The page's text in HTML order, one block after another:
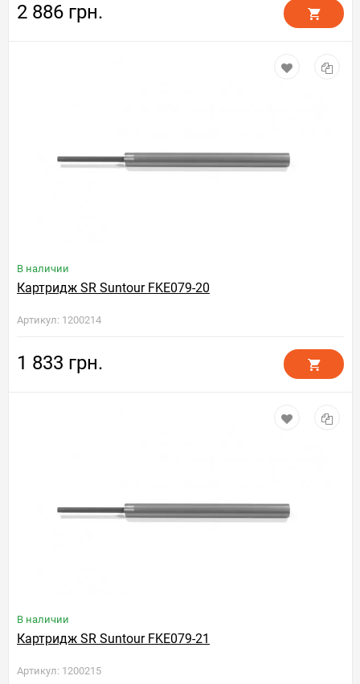
2 886 грн.
В наличии
Картридж SR Suntour FKE079-20
Артикул: 1200214
1 833 грн.
В наличии
Картридж SR Suntour FKE079-21
Артикул: 1200215